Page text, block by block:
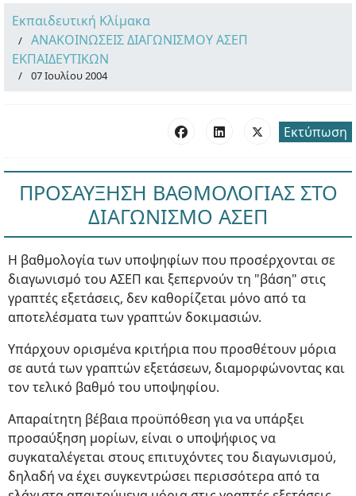
Εκπαιδευτική Κλίμακα
ΑΝΑΚΟΙΝΩΣΕΙΣ ΔΙΑΓΩΝΙΣΜΟΥ ΑΣΕΠ
ΕΚΠΑΙΔΕΥΤΙΚΩΝ
07 Ιουλίου 2004
Εκτύπωση
ΠΡΟΣΑΥΞΗΣΗ ΒΑΘΜΟΛΟΓΙΑΣ ΣΤΟ
ΔΙΑΓΩΝΙΣΜΟ ΑΣΕΠ
Η βαθμολογία των υποψηφίων που προσέρχονται σε
διαγωνισμό του ΑΣΕΠ και ξεπερνούν τη "βάση" στις
γραπτές εξετάσεις, δεν καθορίζεται μόνο από τα
αποτελέσματα των γραπτών δοκιμασιών.
Υπάρχουν ορισμένα κριτήρια που προσθέτουν μόρια
σε αυτά των γραπτών εξετάσεων, διαμορφώνοντας και
τον τελικό βαθμό του υποψηφίου.
Απαραίτητη βέβαια προϋπόθεση για να υπάρξει
προσαύξηση μορίων, είναι ο υποψήφιος να
συγκαταλέγεται στους επιτυχόντες του διαγωνισμού,
δηλαδή να έχει συγκεντρώσει περισσότερα από τα